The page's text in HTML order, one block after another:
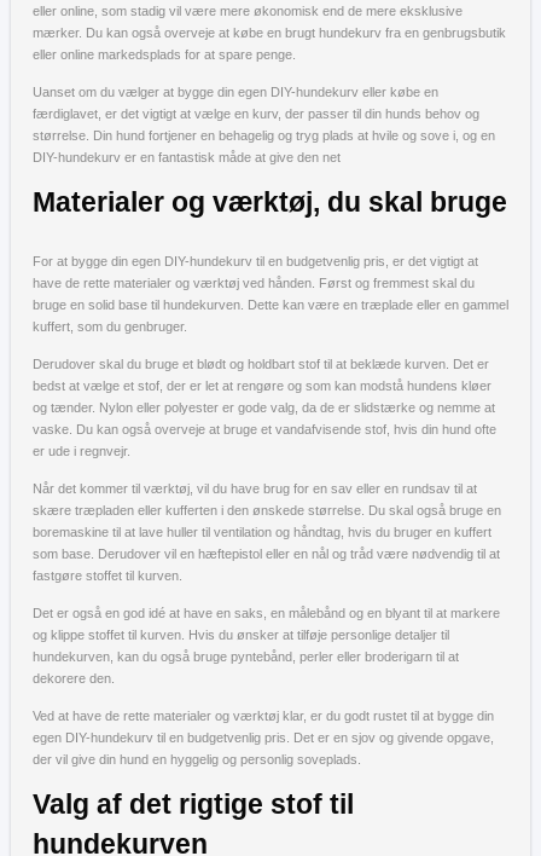
eller online, som stadig vil være mere økonomisk end de mere eksklusive
mærker. Du kan også overveje at købe en brugt hundekurv fra en genbrugsbutik
eller online markedsplads for at spare penge.
Uanset om du vælger at bygge din egen DIY-hundekurv eller købe en
færdiglavet, er det vigtigt at vælge en kurv, der passer til din hunds behov og
størrelse. Din hund fortjener en behagelig og tryg plads at hvile og sove i, og en
DIY-hundekurv er en fantastisk måde at give den net
Materialer og værktøj, du skal bruge
For at bygge din egen DIY-hundekurv til en budgetvenlig pris, er det vigtigt at
have de rette materialer og værktøj ved hånden. Først og fremmest skal du
bruge en solid base til hundekurven. Dette kan være en træplade eller en gammel
kuffert, som du genbruger.
Derudover skal du bruge et blødt og holdbart stof til at beklæde kurven. Det er
bedst at vælge et stof, der er let at rengøre og som kan modstå hundens kløer
og tænder. Nylon eller polyester er gode valg, da de er slidstærke og nemme at
vaske. Du kan også overveje at bruge et vandafvisende stof, hvis din hund ofte
er ude i regnvejr.
Når det kommer til værktøj, vil du have brug for en sav eller en rundsav til at
skære træpladen eller kufferten i den ønskede størrelse. Du skal også bruge en
boremaskine til at lave huller til ventilation og håndtag, hvis du bruger en kuffert
som base. Derudover vil en hæftepistol eller en nål og tråd være nødvendig til at
fastgøre stoffet til kurven.
Det er også en god idé at have en saks, en målebånd og en blyant til at markere
og klippe stoffet til kurven. Hvis du ønsker at tilføje personlige detaljer til
hundekurven, kan du også bruge pyntebånd, perler eller broderigarn til at
dekorere den.
Ved at have de rette materialer og værktøj klar, er du godt rustet til at bygge din
egen DIY-hundekurv til en budgetvenlig pris. Det er en sjov og givende opgave,
der vil give din hund en hyggelig og personlig soveplads.
Valg af det rigtige stof til
hundekurven